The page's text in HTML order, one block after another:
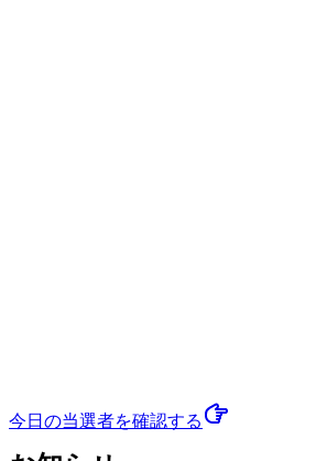
今日の当選者を確認する